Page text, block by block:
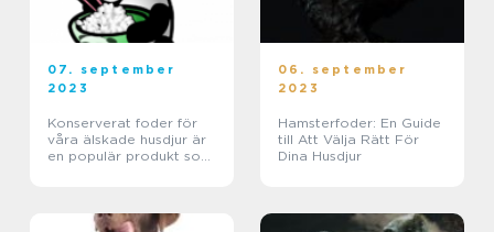
07. september
2023
Konserverat foder för
våra älskade husdjur är
en populär produkt som
djurens hälsa och vä...
06. september
2023
Hamsterfoder: En Guide
till Att Välja Rätt För
Dina Husdjur